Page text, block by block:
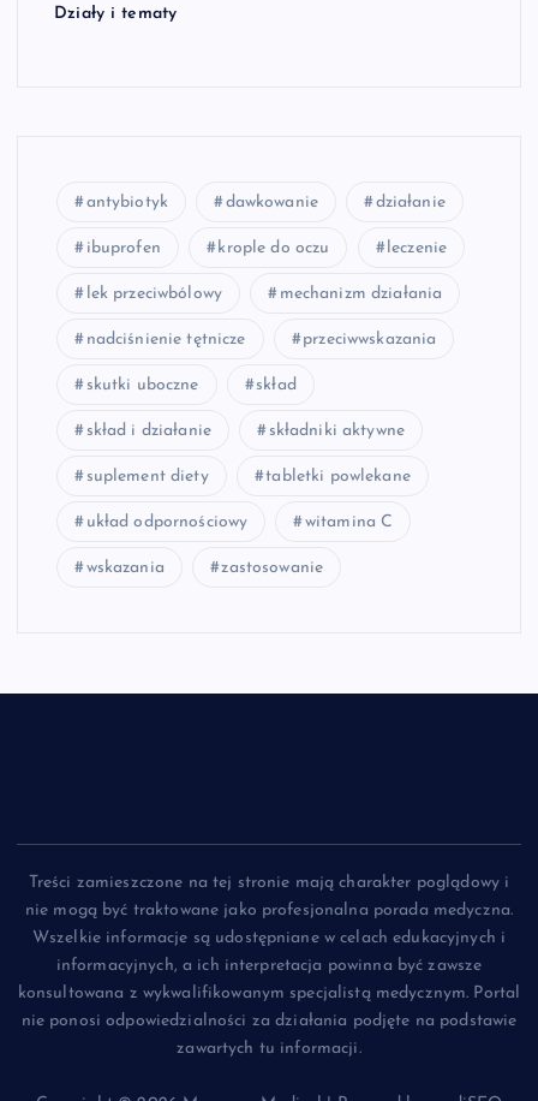
Działy i tematy
antybiotyk dawkowanie działanie
ibuprofen krople do oczu leczenie
lek przeciwbólowy mechanizm działania
nadciśnienie tętnicze przeciwwskazania
skutki uboczne skład
skład i działanie składniki aktywne
suplement diety tabletki powlekane
układ odpornościowy witamina C
wskazania zastosowanie
Treści zamieszczone na tej stronie mają charakter poglądowy i
nie mogą być traktowane jako profesjonalna porada medyczna.
Wszelkie informacje są udostępniane w celach edukacyjnych i
informacyjnych, a ich interpretacja powinna być zawsze
konsultowana z wykwalifikowanym specjalistą medycznym. Portal
nie ponosi odpowiedzialności za działania podjęte na podstawie
zawartych tu informacji.